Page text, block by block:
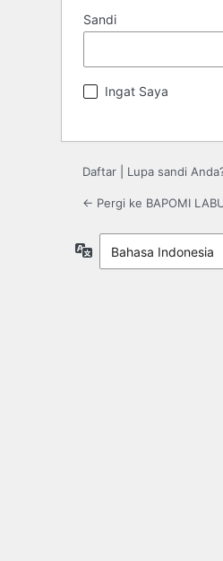
Sandi
Ingat Saya
Daftar Lupa sandi
← Pergi ke BAPOMI
Bahasa